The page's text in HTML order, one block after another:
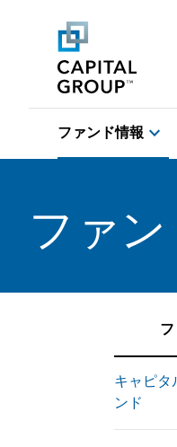
ファンド情報 expand_more
ファ
フ
キャピタ
ンド